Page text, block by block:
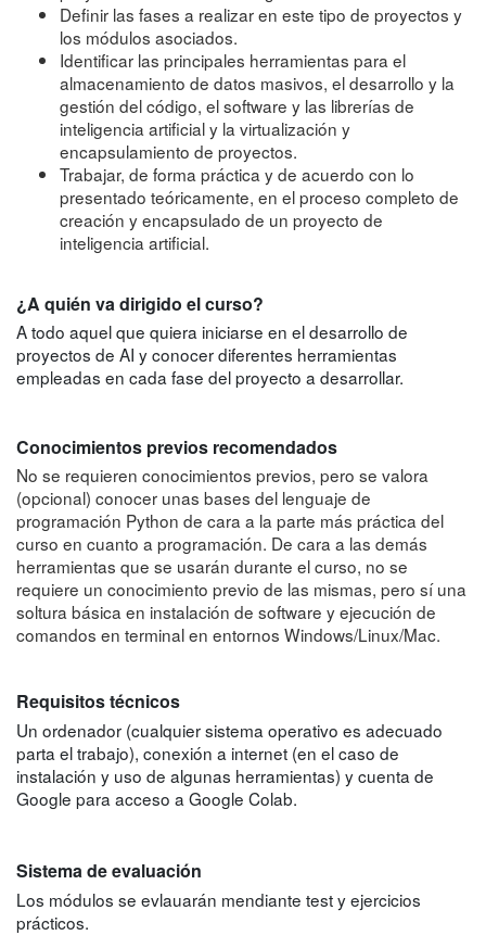
Definir las fases a realizar en este tipo de proyectos y
los módulos asociados.
Identificar las principales herramientas para el
almacenamiento de datos masivos, el desarrollo y la
gestión del código, el software y las librerías de
inteligencia artificial y la virtualización y
encapsulamiento de proyectos.
Trabajar, de forma práctica y de acuerdo con lo
presentado teóricamente, en el proceso completo de
creación y encapsulado de un proyecto de
inteligencia artificial.
¿A quién va dirigido el curso?
A todo aquel que quiera iniciarse en el desarrollo de
proyectos de AI y conocer diferentes herramientas
empleadas en cada fase del proyecto a desarrollar.
Conocimientos previos recomendados
No se requieren conocimientos previos, pero se valora
(opcional) conocer unas bases del lenguaje de
programación Python de cara a la parte más práctica del
curso en cuanto a programación. De cara a las demás
herramientas que se usarán durante el curso, no se
requiere un conocimiento previo de las mismas, pero sí una
soltura básica en instalación de software y ejecución de
comandos en terminal en entornos Windows/Linux/Mac.
Requisitos técnicos
Un ordenador (cualquier sistema operativo es adecuado
parta el trabajo), conexión a internet (en el caso de
instalación y uso de algunas herramientas) y cuenta de
Google para acceso a Google Colab.
Sistema de evaluación
Los módulos se evlauarán mendiante test y ejercicios
prácticos.